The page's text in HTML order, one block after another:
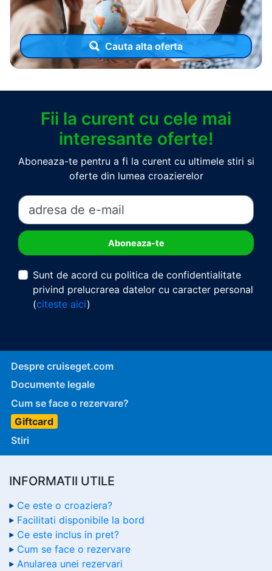
Cauta alta oferta
Fii la curent cu cele mai
interesante oferte!
Aboneaza-te pentru a fi la curent cu ultimele stiri si
oferte din lumea croazierelor
Sunt de acord cu politica de confidentialitate
privind prelucrarea datelor cu caracter personal
(citeste aici)
Despre cruiseget.com
Documente legale
Cum se face o rezervare?
Giftcard
Stiri
INFORMATII UTILE
Ce este o croaziera?
Facilitati disponibile la bord
Ce este inclus in pret?
Cum se face o rezervare
Anularea unei rezervari